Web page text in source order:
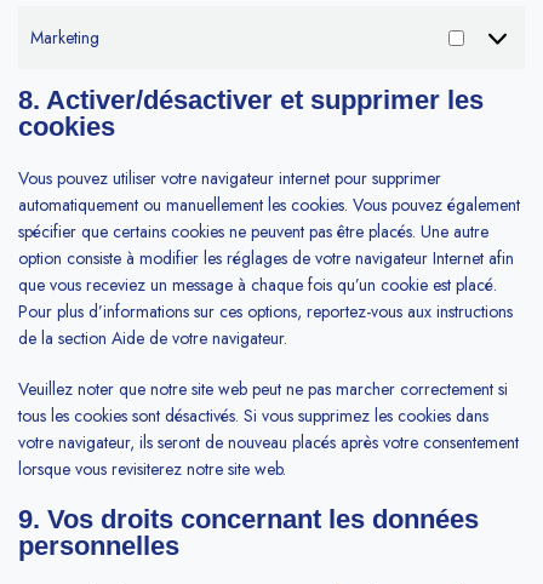
Marketing
8. Activer/désactiver et supprimer les
cookies
Vous pouvez utiliser votre navigateur internet pour supprimer
automatiquement ou manuellement les cookies. Vous pouvez également
spécifier que certains cookies ne peuvent pas être placés. Une autre
option consiste à modifier les réglages de votre navigateur Internet afin
que vous receviez un message à chaque fois qu’un cookie est placé.
Pour plus d’informations sur ces options, reportez-vous aux instructions
de la section Aide de votre navigateur.
Veuillez noter que notre site web peut ne pas marcher correctement si
tous les cookies sont désactivés. Si vous supprimez les cookies dans
votre navigateur, ils seront de nouveau placés après votre consentement
lorsque vous revisiterez notre site web.
9. Vos droits concernant les données
personnelles